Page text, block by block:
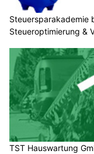
Steuersparakademie
Steueroptimierung &
TST Hauswartung